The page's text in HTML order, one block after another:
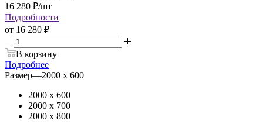
16 280 ₽/шт
Подробности
от 16 280 ₽
В корзину
Подробнее
Размер—2000 х 600
2000 х 600
2000 х 700
2000 х 800